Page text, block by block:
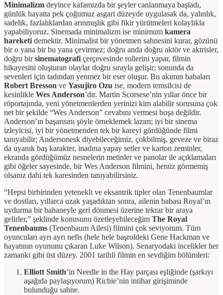
Minimalizm deyince kafamızda bir şeyler canlanmaya başladı,
günlük hayatta pek çoğumuz asgari düzeyde uygulasak da, yalınlık,
sadelik, fazlalıklardan arınmışlık gibi fikir yürütmeleri kolaylıkla
yapabiliyoruz. Sinemada minimalizm ise minimum kamera
hareketi demektir. Minimalist bir yönetmen sahnesini kurar, gözünü
bir o yana bir bu yana çevirmez; doğru anda doğru aktör ve aktrisler,
doğru birsinematografi çerçevesinde rollerini yapar, filmin
hikayesini oluşturan olaylar doğru sırayla gelişir; sonunda da
sevenleri için tadından yenmez bir eser oluşur. Bu akımın babaları
Robert Bresson ve Yasujiro Ozu ise, modern temsilcisi de
kesinlikle Wes Anderson’dır. Martin Scorsese’nin yıllar önce bir
röportajında, yeni yönetmenlerden yerinizi kim alabilir sorusuna çok
net bir şekilde “Wes Anderson” cevabını vermesi boşa değildir.
Anderson’ın başarısını şöyle örneklemek lazım; iyi bir sinema
izleyicisi, iyi bir yönetmenden tek bir kareyi gördüğünde filmi
tanıyabilir; Andersonesk diyebileceğimiz, çokbilmiş, geveze ve biraz
da uyanık baş karakter, inadına yapay setler ve karton zeminler,
ekranda gördüğümüz nesnelerin metinler ve panolar ile açıklamaları
gibi öğeler sayesinde, bir Wes Anderson filmini, henüz görmemiş
olsanız dahi tek karesinden tanıyabilirsiniz.
“Hepsi birbirinden yetenekli ve eksantrik tipler olan Tenenbaumlar
ve dostları, yıllarca uzak yaşadıktan sonra, ailenin babası Royal’ın
uydurma bir bahaneyle geri dönmesi üzerine tekrar bir araya
gelirler,” şeklinde konusunu özetleyebileceğim The Royal
Tenenbaums (Tenenbaum Ailesi) filmini çok seviyorum. Tüm
oyuncuları ayrı ayrı nefis (hele hele başroldeki Gene Hackman ve
hayatının oyununu çıkaran Luke Wilson). Senaryodaki incelikler her
zamanki gibi üst düzey. 2001 tarihli filmin en sevdiğim bölümleri:
Elliott Smith’in Needle in the Hay parçası eşliğinde (şarkıyı
aşağıda paylaşıyorum) Richie’nin intihar girişiminde
bulunduğu sahne.